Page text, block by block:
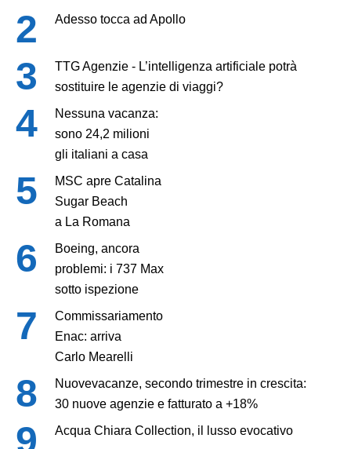
Adesso tocca ad Apollo
TTG Agenzie - L’intelligenza artificiale potrà
sostituire le agenzie di viaggi?
Nessuna vacanza:
sono 24,2 milioni
gli italiani a casa
MSC apre Catalina
Sugar Beach
a La Romana
Boeing, ancora
problemi: i 737 Max
sotto ispezione
Commissariamento
Enac: arriva
Carlo Mearelli
Nuovevacanze, secondo trimestre in crescita:
30 nuove agenzie e fatturato a +18%
Acqua Chiara Collection, il lusso evocativo